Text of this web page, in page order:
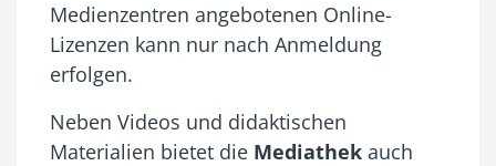
Medienzentren angebotenen Online-
Lizenzen kann nur nach Anmeldung
erfolgen.
Neben Videos und didaktischen
Materialien bietet die Mediathek auch